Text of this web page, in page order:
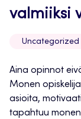
valmiiksi
Uncategorized
Aina opinnot
Monen
asioita,
tapahtuu